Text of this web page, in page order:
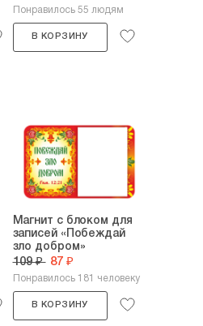
Понравилось 55 людям
В КОРЗИНУ
Магнит с блоком для
записей «Побеждай
зло добром»
109 ₽ 87 ₽
Понравилось 181 человеку
В КОРЗИНУ